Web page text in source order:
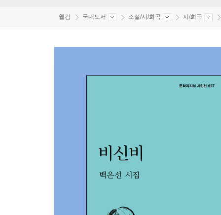
웰컴 국내도서 소설/시/희곡 시/희곡